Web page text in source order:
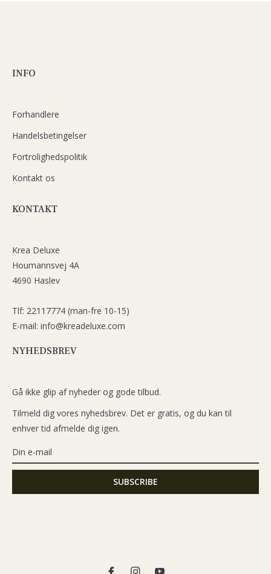
INFO
Forhandlere
Handelsbetingelser
Fortrolighedspolitik
Kontakt os
KONTAKT
Krea Deluxe
Houmannsvej 4A
4690 Haslev
Tlf: 22117774 (man-fre 10-15)
E-mail: info@kreadeluxe.com
NYHEDSBREV
Gå ikke glip af nyheder og gode tilbud.
Tilmeld dig vores nyhedsbrev. Det er gratis, og du kan til
enhver tid afmelde dig igen.
Ins You